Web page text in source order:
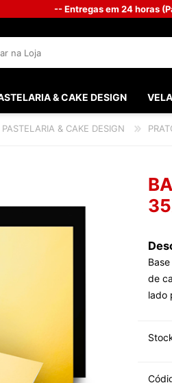
-- Entregas em 24 horas
& CAKE DESIGN
PASTELARIA & CAKE DESIGN
de
lado